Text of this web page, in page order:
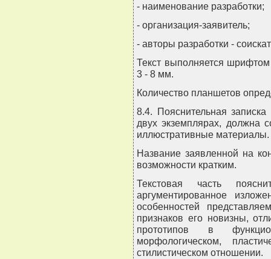
- наименование разработки;
- организация-заявитель;
- авторы разработки -
Текст выполняется шрифтом
3 - 8 мм.
Количество планшетов
8.4. Пояснительная
двух экземплярах, должна
иллюстративные материалы.
Название заявленной на
возможности кратким.
Текстовая часть
аргументированное
особенностей
признаков его новизны,
прототипов в
морфологическом,
стилистическом отношении.